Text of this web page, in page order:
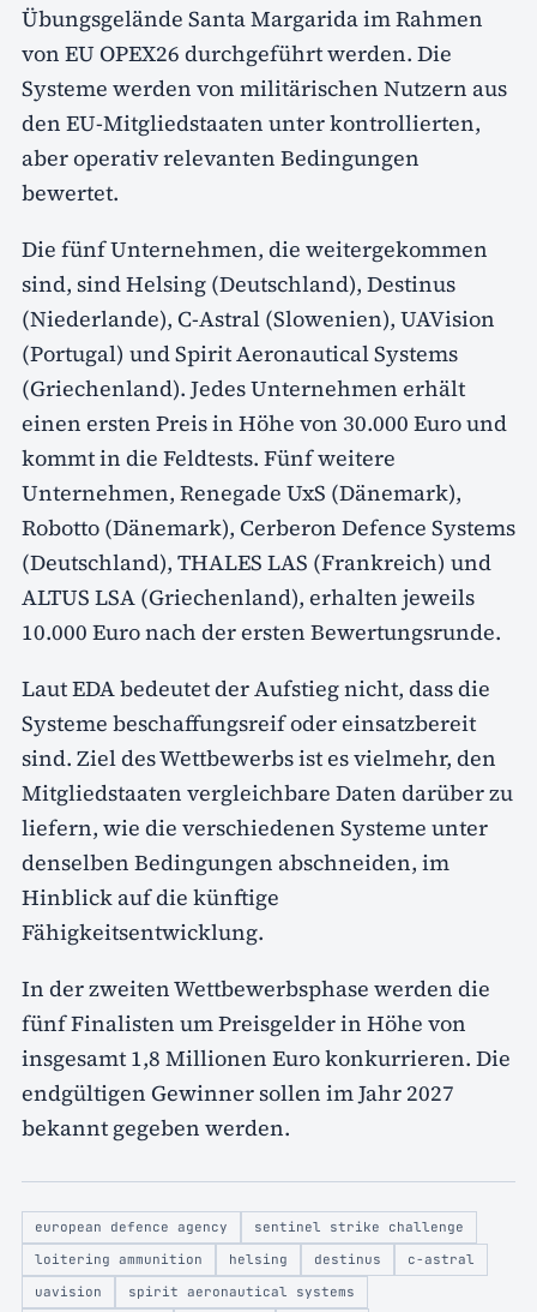
Übungsgelände Santa Margarida im Rahmen
von EU OPEX26 durchgeführt werden. Die
Systeme werden von militärischen Nutzern aus
den EU-Mitgliedstaaten unter kontrollierten,
aber operativ relevanten Bedingungen
bewertet.
Die fünf Unternehmen, die weitergekommen
sind, sind Helsing (Deutschland), Destinus
(Niederlande), C-Astral (Slowenien), UAVision
(Portugal) und Spirit Aeronautical Systems
(Griechenland). Jedes Unternehmen erhält
einen ersten Preis in Höhe von 30.000 Euro und
kommt in die Feldtests. Fünf weitere
Unternehmen, Renegade UxS (Dänemark),
Robotto (Dänemark), Cerberon Defence Systems
(Deutschland), THALES LAS (Frankreich) und
ALTUS LSA (Griechenland), erhalten jeweils
10.000 Euro nach der ersten Bewertungsrunde.
Laut EDA bedeutet der Aufstieg nicht, dass die
Systeme beschaffungsreif oder einsatzbereit
sind. Ziel des Wettbewerbs ist es vielmehr, den
Mitgliedstaaten vergleichbare Daten darüber zu
liefern, wie die verschiedenen Systeme unter
denselben Bedingungen abschneiden, im
Hinblick auf die künftige
Fähigkeitsentwicklung.
In der zweiten Wettbewerbsphase werden die
fünf Finalisten um Preisgelder in Höhe von
insgesamt 1,8 Millionen Euro konkurrieren. Die
endgültigen Gewinner sollen im Jahr 2027
bekannt gegeben werden.
european defence agency
sentinel strike challenge
loitering ammunition
helsing destinus
c-astral
uavision
spirit aeronautical systems